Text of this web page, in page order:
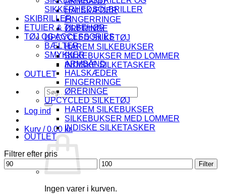
HALSKÆDER
FINGERRINGE
ØRERINGE
UPCYCLED SILKETØJ
HAREM SILKEBUKSER
SILKEBUKSER MED LOMMER
INDISKE SILKETASKER
OUTLET
Søg
efter:
Log ind
Kurv /0.00 kr.
Ingen varer i kurven.
SIKKERHEDSOLBRILLER
SKIBRILLER
ETUIER & TILBEHØR
TØJ OG ACCESSORIES
BÆLTER
SMYKKER
ARMBÅND
HALSKÆDER
FINGERRINGE
ØRERINGE
UPCYCLED SILKETØJ
HAREM SILKEBUKSER
SILKEBUKSER MED LOMMER
INDISKE SILKETASKER
OUTLET
Filtrer efter pris
Mindste
pris
Højeste
pris
Filter